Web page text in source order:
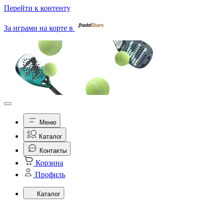
Перейти к контенту
За играми на корте в
Меню
Каталог
Контакты
Корзина
Профиль
Каталог